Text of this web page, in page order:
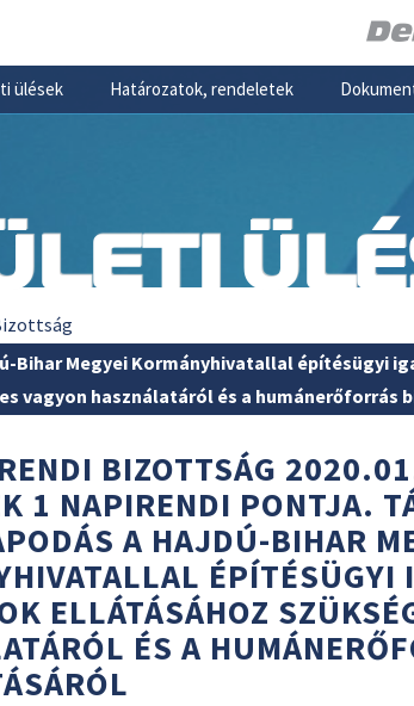
ülések Határozatok, rendeletek
Bihar Megyei Kormányhivatallal építésügyi
vagyon használatáról és a humánerőforrás
BIZOTTSÁG
1 NAPIRENDI PONTJA.
A HAJDÚ-BIHAR
ÉPÍTÉSÜGYI
ELLÁTÁSÁHOZ
ÉS A